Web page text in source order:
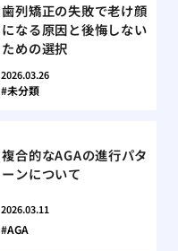
歯列矯正の失敗で老け顔
になる原因と後悔しない
ための選択
2026.03.26
未分類
複合的なAGAの進行パタ
ーンについて
2026.03.11
AGA